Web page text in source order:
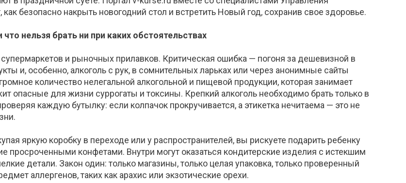
, как безопасно накрыть новогодний стол и встретить Новый год, сохранив свое здоровье.
нельзя брать ни при каких обстоятельствах
ермаркетов и рыночных прилавков. Критическая ошибка — погоня за дешевизной в
и, особенно, алкоголь с рук, в сомнительных ларьках или через анонимные сайты
количество нелегальной алкогольной и пищевой продукции, которая занимает
опасные для жизни суррогаты и токсины. Крепкий алкоголь необходимо брать только в
каждую бутылку: если колпачок прокручивается, а этикетка нечитаема — это не
.
яркую коробку в переходе или у распространителей, вы рискуете подарить ребенку
просроченными конфетами. Внутри могут оказаться кондитерские изделия с истекшим
детали. Закон один: только магазины, только целая упаковка, только проверенный
аллергенов, таких как арахис или экзотические орехи.